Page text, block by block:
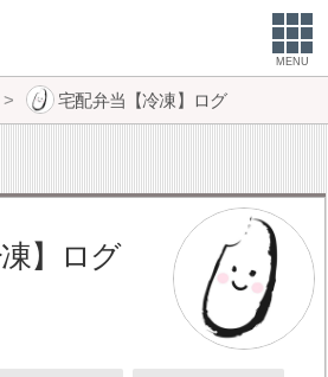
MENU
宅配弁当【冷凍】ログ
】ログ